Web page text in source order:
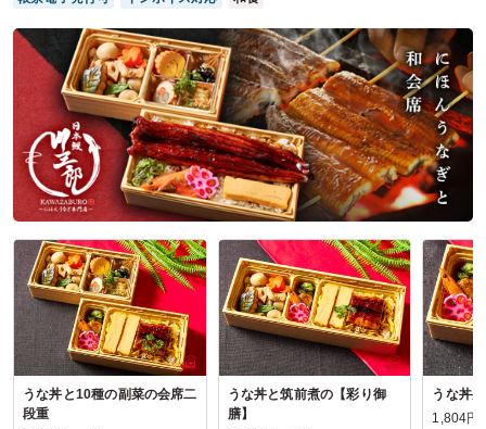
神奈川県横浜市中区本牧三之谷2026/07/12
日本料理富田の口コミをもっと見る
うな丼と10種の副菜の会席二
段重
うな丼と筑前煮の【彩り御
膳】
うな丼
1,804円